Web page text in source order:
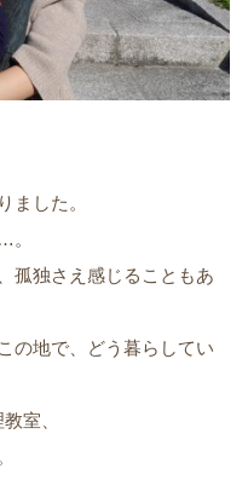
ました。
。
孤独さえ感じることもあ
の地で、どう暮らしてい
室、